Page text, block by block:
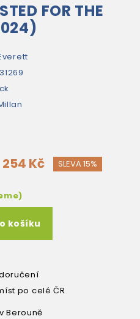
FOR THE
254 Kč SLEVA 15%
košíku
po celé ČR
Berouně